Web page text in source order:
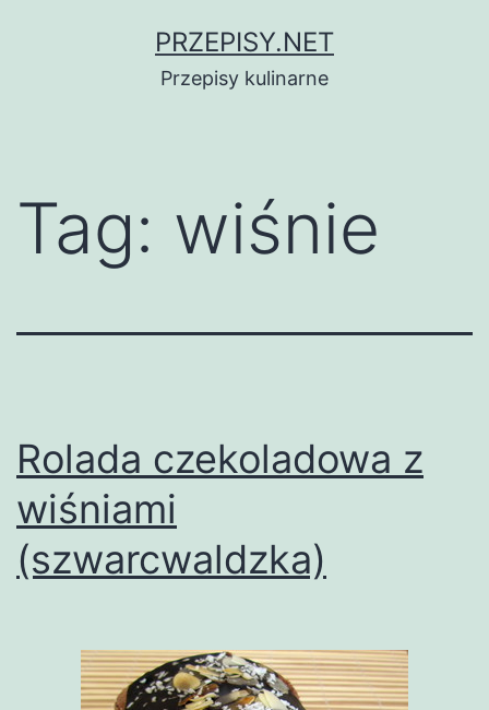
PRZEPISY.NET
Przepisy kulinarne
Tag: wiśnie
Rolada czekoladowa z
wiśniami
(szwarcwaldzka)